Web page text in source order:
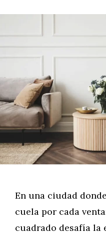
En una ciudad
cuela por cada
cuadrado desafía la